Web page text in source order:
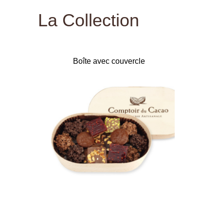
La Collection
Boîte avec couvercle